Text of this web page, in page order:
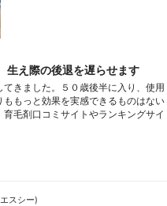
生え際の後退を遅らせます
きました。５０歳後半に入り、使用
ももっと効果を実感できるものはない
毛剤口コミサイトやランキングサイ
スシー)